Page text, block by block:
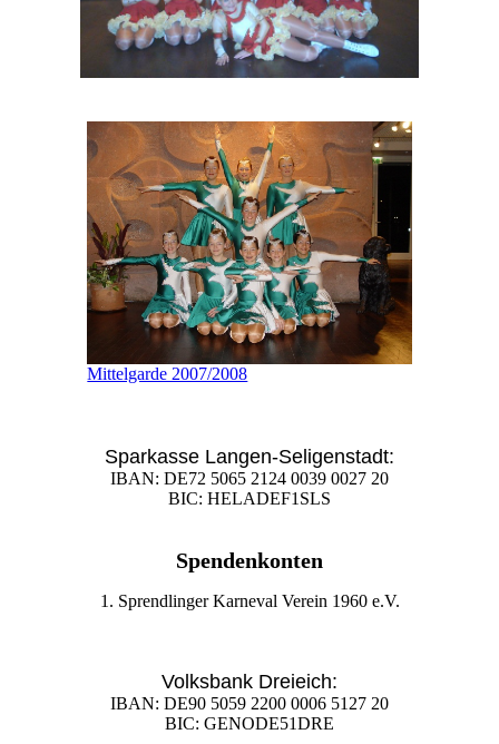
Mittelgarde 2007/2008
Sparkasse Langen-Seligenstadt:
IBAN: DE72 5065 2124 0039 0027 20
BIC: HELADEF1SLS
Spendenkonten
1. Sprendlinger Karneval Verein 1960 e.V.
Volksbank Dreieich:
IBAN: DE90 5059 2200 0006 5127 20
BIC: GENODE51DRE